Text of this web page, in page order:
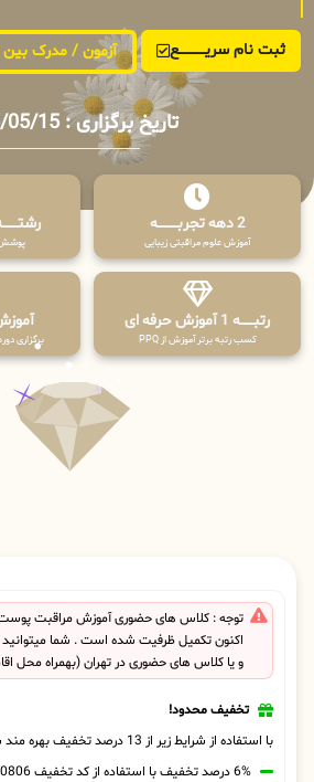
ثبت نام سریــــــــــــع آزمون / مدرک بین
تاریخ برگزاری : 1405/05/15
2 دهه تجربـــــــــه
آموزش علوم مراقبتی زیبایی پوشش
رتبــــــه 1 آموزش حرفه ای
کسب رتبه برتر آموزش از PPQ
آموزش
برگزاری
توجه : کلاس های حضوری آموزش مراقبت
اکنون تکمیل ظرفیت شده است . شما میتوانید
و یا کلاس های حضوری در تهران (بهمراه محل
تخفیف محدود!
با استفاده از شرایط زیر از 13 درصد تخفیف بهره مند شوید.
6% درصد تخفیف با استفاده از کد تخفیف 20806